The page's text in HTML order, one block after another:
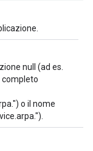
null (ad es.
completo
o il nome